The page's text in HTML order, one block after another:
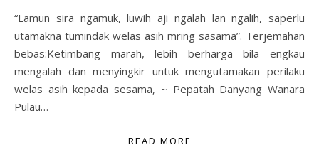
“Lamun sira ngamuk, luwih aji ngalah lan ngalih, saperlu
utamakna tumindak welas asih mring sasama”. Terjemahan
bebas:Ketimbang marah, lebih berharga bila engkau
mengalah dan menyingkir untuk mengutamakan perilaku
welas asih kepada sesama, ~ Pepatah Danyang Wanara
Pulau…
READ MORE